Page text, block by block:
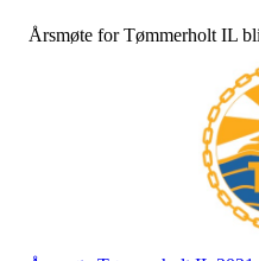
Årsmøte for Tømmerholt IL